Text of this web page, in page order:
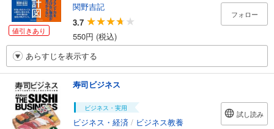
値引きあり
関野吉記
3.7
550円 (税込)
フォロー
あらすじを表示する
寿司ビジネス
ビジネス・実用
ビジネス・経済 / ビジネス教養
試し読み